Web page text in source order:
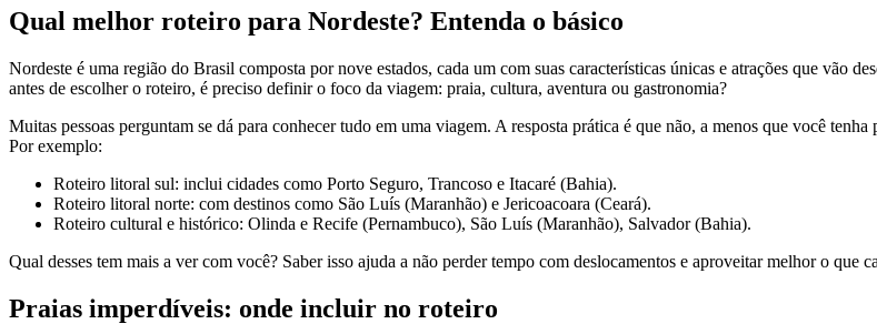
Qual melhor roteiro para Nordeste? Entenda o básico
Nordeste é uma região do Brasil composta por nove estados, cada um com suas características únicas e atrações que vão
antes de escolher o roteiro, é preciso definir o foco da viagem: praia, cultura, aventura ou gastronomia?
Muitas pessoas perguntam se dá para conhecer tudo em uma viagem. A resposta prática é que não, a menos que você
Por exemplo:
Roteiro litoral sul: inclui cidades como Porto Seguro, Trancoso e Itacaré (Bahia).
Roteiro litoral norte: com destinos como São Luís (Maranhão) e Jericoacoara (Ceará).
Roteiro cultural e histórico: Olinda e Recife (Pernambuco), São Luís (Maranhão), Salvador (Bahia).
Qual desses tem mais a ver com você? Saber isso ajuda a não perder tempo com deslocamentos e aproveitar melhor o que
Praias imperdíveis: onde incluir no roteiro